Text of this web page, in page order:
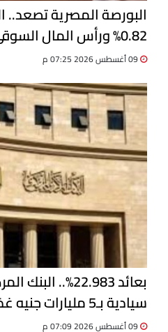
البورصة المصرية تصعد..
0.82% ورأس المال السوقي يربح 55 مليار جنيه
بعائد 22.983%..
سيادية بـ5 مليارات جنيه غدًا